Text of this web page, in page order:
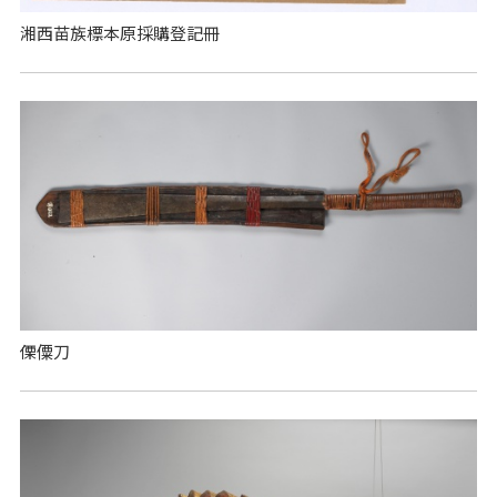
湘西苗族標本原採購登記冊
傈僳刀